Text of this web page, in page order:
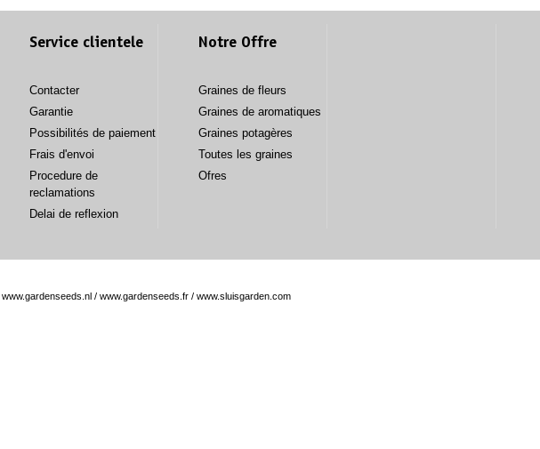
Service clientele
Contacter
Garantie
Possibilités de paiement
Frais d'envoi
Procedure de
reclamations
Delai de reflexion
Notre Offre
Graines de fleurs
Graines de aromatiques
Graines potagères
Toutes les graines
Ofres
www.gardenseeds.nl / www.gardenseeds.fr / www.sluisgarden.com